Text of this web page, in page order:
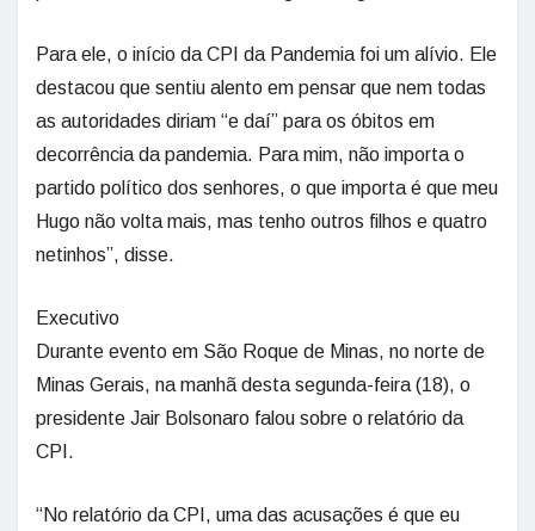
Para ele, o início da CPI da Pandemia foi um alívio. Ele
destacou que sentiu alento em pensar que nem todas
as autoridades diriam “e daí” para os óbitos em
decorrência da pandemia. Para mim, não importa o
partido político dos senhores, o que importa é que meu
Hugo não volta mais, mas tenho outros filhos e quatro
netinhos”, disse.
Executivo
Durante evento em São Roque de Minas, no norte de
Minas Gerais, na manhã desta segunda-feira (18), o
presidente Jair Bolsonaro falou sobre o relatório da
CPI.
“No relatório da CPI, uma das acusações é que eu